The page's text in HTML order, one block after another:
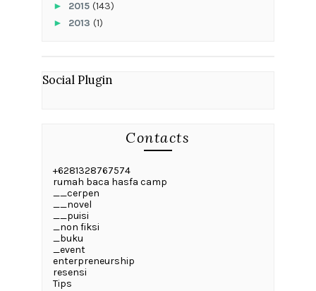
► 2015 (143)
► 2013 (1)
Social Plugin
Contacts
+6281328767574
rumah baca hasfa camp
__cerpen
__novel
__puisi
_non fiksi
_buku
_event
enterpreneurship
resensi
Tips